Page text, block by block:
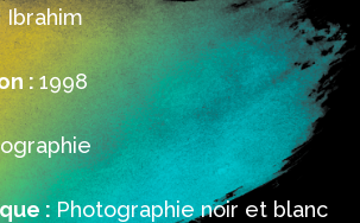
Ibrahim
: 1998
: Photographie noir et blanc